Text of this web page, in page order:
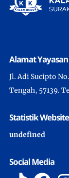
Alamat Yayasan
Jl. Adi Sucipto
Tengah, 57139.
Statistik Website
undefned
Social Media